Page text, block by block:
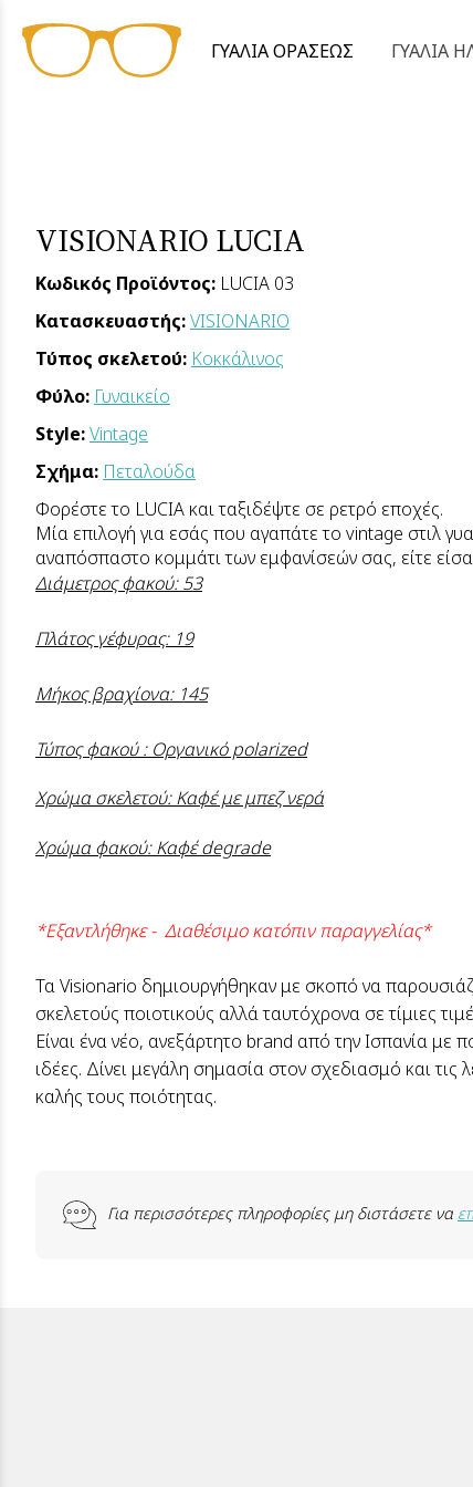
ΓΥΑΛΙΑ ΟΡΑΣΕΩΣ ΓΥΑΛΙΑ
VISIONARIO LUCIA
Κωδικός Προϊόντος: LUCIA 03
Κατασκευαστής:VISIONARIO
Τύπος σκελετού: Κοκκάλινος
Φύλο: Γυναικείο
Style:Vintage
Σχήμα: Πεταλούδα
Φορέστε το LUCIA και ταξιδέψτε σε ρετρό εποχές.
Μία επιλογή για εσάς που αγαπάτε το vintage στιλ
αναπόσπαστο κομμάτι των εμφανίσεών σας, είτε
Διάμετρος φακού: 53
Πλάτος γέφυρας: 19
Μήκος βραχίονα: 145
Τύπος φακού : Οργανικό polarized
Χρώμα σκελετού: Καφέ με μπεζ νερά
Χρώμα φακού: Καφέ degrade
*Εξαντλήθηκε - Διαθέσιμο κατόπιν παραγγελίας*
Τα Visionario δημιουργήθηκαν με σκοπό να
σκελετούς ποιοτικούς αλλά ταυτόχρονα σε τίμιες
Είναι ένα νέο, ανεξάρτητο brand από την Ισπανία με
ιδέες. Δίνει μεγάλη σημασία στον σχεδιασμό και
καλής τους ποιότητας.
Για περισσότερες πληροφορίες μη διστάσετε να